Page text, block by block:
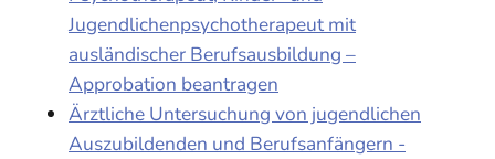
Jugendlichenpsychotherapeut mit
ausländischer Berufsausbildung –
Approbation beantragen
Ärztliche Untersuchung von jugendlichen
Auszubildenden und Berufsanfängern -